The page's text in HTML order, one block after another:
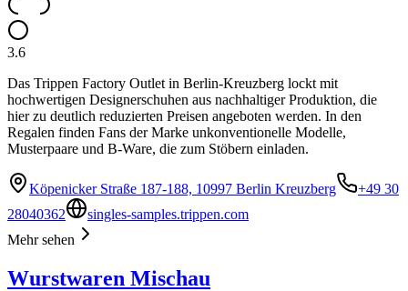
3.6
Das Trippen Factory Outlet in Berlin-Kreuzberg lockt mit
hochwertigen Designerschuhen aus nachhaltiger Produktion, die
hier zu deutlich reduzierten Preisen angeboten werden. In den
Regalen finden Fans der Marke unkonventionelle Modelle,
Musterpaare und B-Ware, die zum Stöbern einladen.
Köpenicker Straße 187-188, 10997 Berlin Kreuzberg
+49 30
28040362
singles-samples.trippen.com
Mehr sehen
Wurstwaren Mischau